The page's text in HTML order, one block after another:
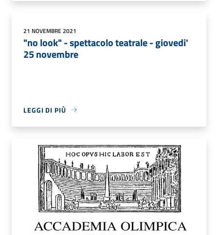
21 NOVEMBRE 2021
"no look" - spettacolo teatrale - giovedi'
25 novembre
LEGGI DI PIÙ